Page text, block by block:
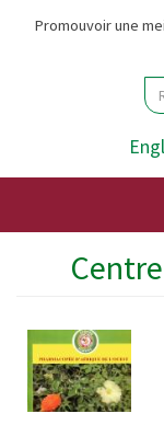
Promouvoir une
Image